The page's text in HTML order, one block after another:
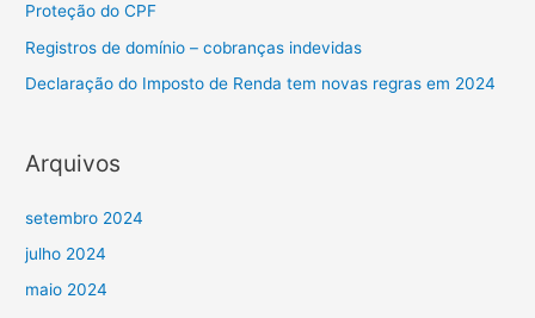
Proteção do CPF
Registros de domínio – cobranças indevidas
Declaração do Imposto de Renda tem novas regras em 2024
Arquivos
setembro 2024
julho 2024
maio 2024